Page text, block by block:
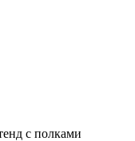
с полками